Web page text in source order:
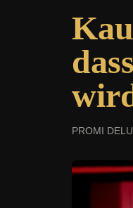
PROMI